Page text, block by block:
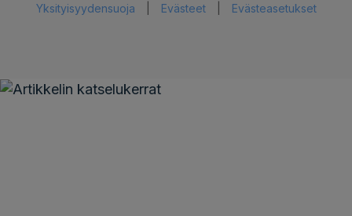
Yksityisyydensuoja
Evästeet Evästeasetukset